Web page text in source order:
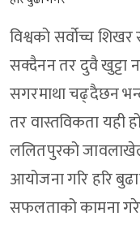
विश्वको सर्वोच्च
सक्दैनन तर दुवै खुट्टा
सगरमाथा चढ्दैछन
तर वास्तविकता यही
ललितपुरको
आयोजना गरि हरि
सफलताको कामना